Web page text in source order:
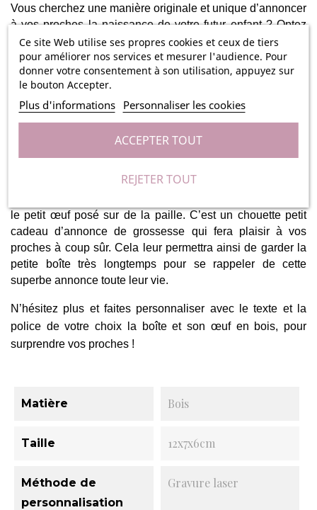
Ce site Web utilise ses propres cookies et ceux de tiers
pour améliorer nos services et mesurer l'audience. Pour
donner votre consentement à son utilisation, appuyez sur
le bouton Accepter.
Plus d'informations Personnaliser les cookies
REJETER TOUT
ACCEPTER TOUT
Vous cherchez une manière originale et unique d’annoncer
à vos proches la naissance de votre futur enfant ? Optez
pour cette boîte et son petit œuf en bois entièrement
personnalisable, avec le texte de votre choix.
Surprenez vos proches avec cette chouette idée pour
annoncer votre grossesse. Faites graver sur la boîte une
réfléchir vos proches. Puis, annoncez leur la bonne
parents, tonton, tata, ou encore parrain ou marraine. Afin
le petit œuf posé sur de la paille. C’est un chouette petit
cadeau d’annonce de grossesse qui fera plaisir à vos
proches à coup sûr. Cela leur permettra ainsi de garder la
petite boîte très longtemps pour se rappeler de cette
superbe annonce toute leur vie.
N’hésitez plus et faites personnaliser avec le texte et la
police de votre choix la boîte et son œuf en bois, pour
surprendre vos proches !
Matière Bois
Taille 12x7x6cm
Méthode de
personnalisation
Gravure laser